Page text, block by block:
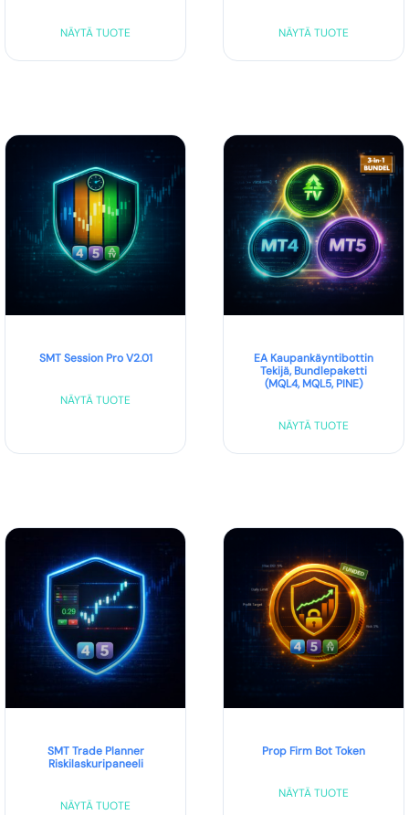
NÄYTÄ TUOTE NÄYTÄ TUOTE
SMT Session Pro V2.01
NÄYTÄ TUOTE
EA Kaupankäyntibottin
Tekijä, Bundlepaketti
(MQL4, MQL5, PINE)
NÄYTÄ TUOTE
SMT Trade Planner
Riskilaskuripaneeli
NÄYTÄ TUOTE
Prop Firm Bot Token
NÄYTÄ TUOTE